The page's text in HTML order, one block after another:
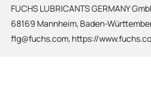
FUCHS LUBRICANTS GERMANY
68169 Mannheim, Baden-
flg@fuchs.com, https://